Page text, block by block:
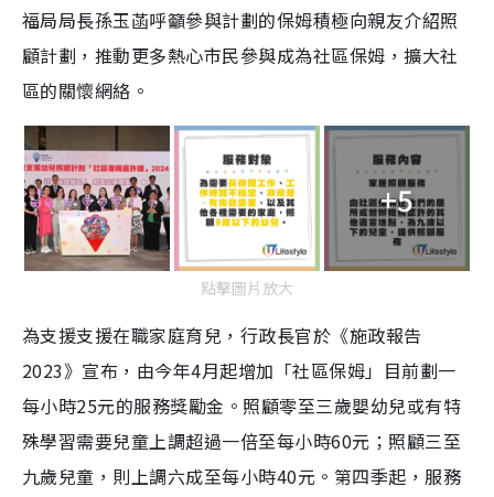
福局局長孫玉菡呼籲參與計劃的保姆積極向親友介紹照
顧計劃，推動更多熱心市民參與成為社區保姆，擴大社
區的關懷網絡。
+5
點擊圖片放大
為支援支援在職家庭育兒，行政長官於《施政報告
2023》宣布，由今年4月起增加「社區保姆」目前劃一
每小時25元的服務獎勵金。照顧零至三歲嬰幼兒或有特
殊學習需要兒童上調超過一倍至每小時60元；照顧三至
九歲兒童，則上調六成至每小時40元。第四季起，服務